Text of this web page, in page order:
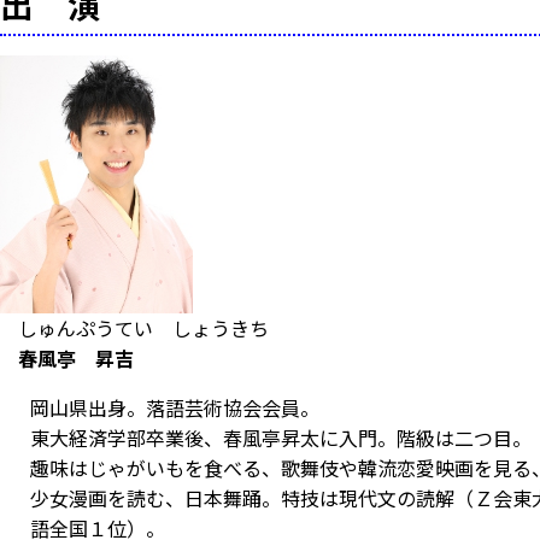
しゅんぷうてい しょうきち
春風亭 昇吉
岡山県出身。落語芸術協会会員。
東大経済学部卒業後、春風亭昇太に入門。階級は二つ目。
趣味はじゃがいもを食べる、歌舞伎や韓流恋愛映画を見る、
少女漫画を読む、日本舞踊。特技は現代文の読解（Ｚ会東
語全国１位）。